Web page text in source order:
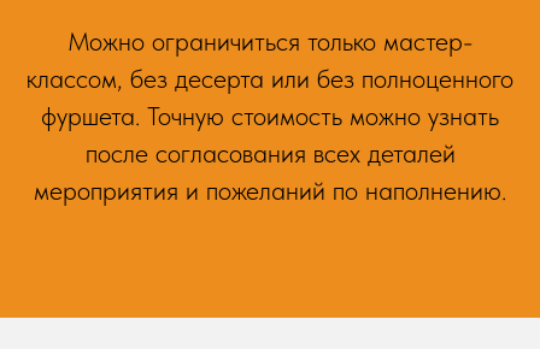
Можно ограничиться только мастер-
классом, без десерта или без полноценного
фуршета. Точную стоимость можно узнать
после согласования всех деталей
мероприятия и пожеланий по наполнению.